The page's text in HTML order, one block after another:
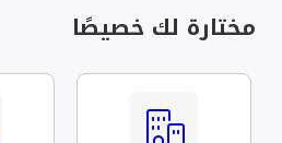
مختارة لك خصيصًا